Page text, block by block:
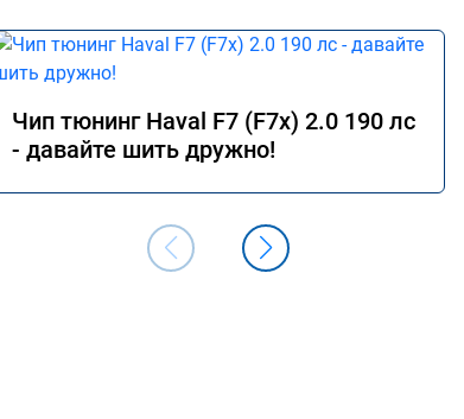
Чип тюнинг Haval F7 (F7x) 2.0 190 лс
- давайте шить дружно!